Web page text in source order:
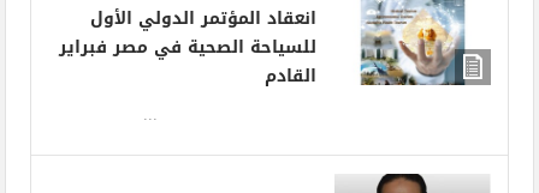
انعقاد المؤتمر الدولي الأول
للسياحة الصحية في مصر فبراير
القادم